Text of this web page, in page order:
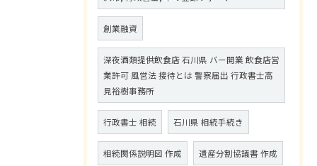
創業融資
深夜酒類提供飲食店 石川県 バー開業 飲食店営
業許可 風営法 接待とは 警察届出 行政書士高
見裕樹事務所
行政書士 相続 石川県 相続手続き
相続関係説明図 作成 遺産分割協議書 作成